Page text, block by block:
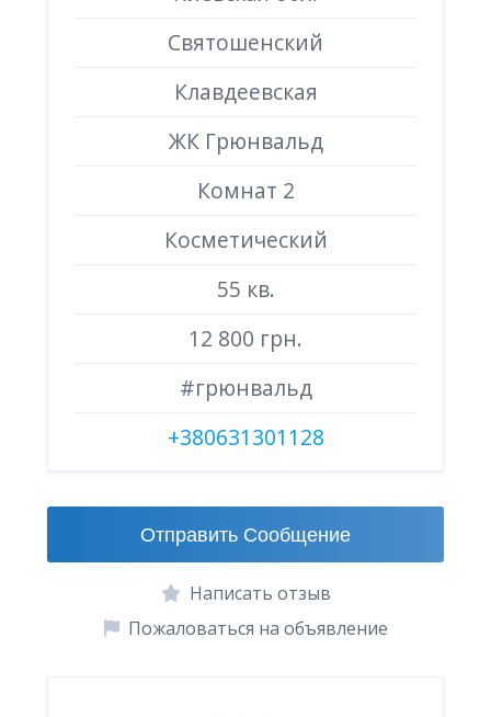
Святошенский
Клавдеевская
ЖК Грюнвальд
Комнат 2
Косметический
55 кв.
12 800 грн.
#грюнвальд
+380631301128
Отправить Сообщение
Написать отзыв
Пожаловаться на объявление